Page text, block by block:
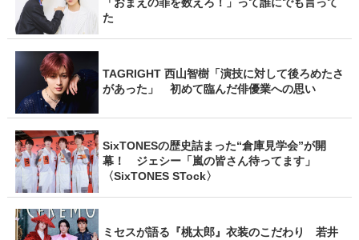
「おまえの罪を数えろ！」って誰にでも言って
た
TAGRIGHT 西山智樹「演技に対して後ろめたさ
があった」 初めて臨んだ俳優業への思い
SixTONESの歴史詰まった“倉庫見学会”が開
幕！ ジェシー「嵐の皆さん待ってます」
〈SixTONES STock〉
ミセスが語る『桃太郎』衣装のこだわり 若井